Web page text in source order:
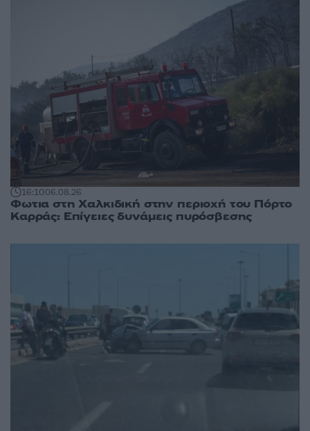
16:1006.08.26
Φωτια στη Χαλκιδική στην περιοχή του Πόρτο
Καρράς: Επίγειες δυνάμεις πυρόσβεσης